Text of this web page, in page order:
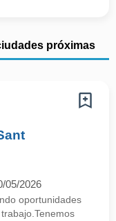
próximas
05/2026
oportunidades